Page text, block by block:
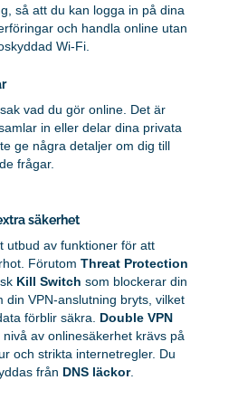
så att du kan logga in på dina
och handla online utan
Wi-Fi.
vad du gör online. Det är
in eller delar dina privata
ge några detaljer om dig till
frågar.
säkerhet
utbud av funktioner för att
FörutomThreat Protection
Kill Switch som blockerar din
din VPN-anslutning bryts, vilket
förblir säkra. Double VPN
av onlinesäkerhet krävs på
och strikta internetregler. Du
från DNS läckor.